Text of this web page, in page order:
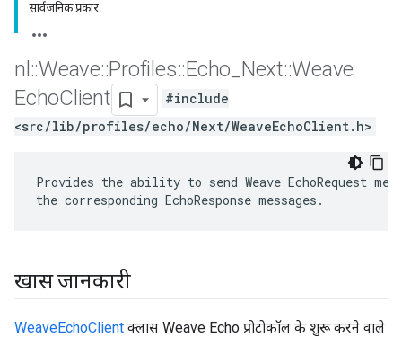
सार्वजनिक प्रकार
nl ::Weave::Profiles::Echo Next::Weave
EchoClient
#include
<src/lib/profiles/echo/Next/WeaveEchoClient.h>
Provides the ability to send Weave EchoRequest
the corresponding EchoResponse messages.
खास जानकारी
WeaveEchoClient क्लास Weave Echo प्रोटोकॉल के शुरू करने वाले